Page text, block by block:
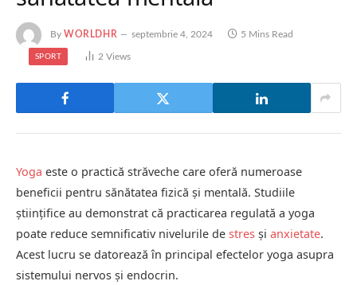
By WORLDHR septembrie 4, 2024 5 Mins Read
SPORT 2 Views
Yoga este o practică străveche care oferă numeroase
beneficii pentru sănătatea fizică și mentală. Studiile
științifice au demonstrat că practicarea regulată a yoga
poate reduce semnificativ nivelurile de stres și anxietate.
Acest lucru se datorează în principal efectelor yoga asupra
sistemului nervos și endocrin.